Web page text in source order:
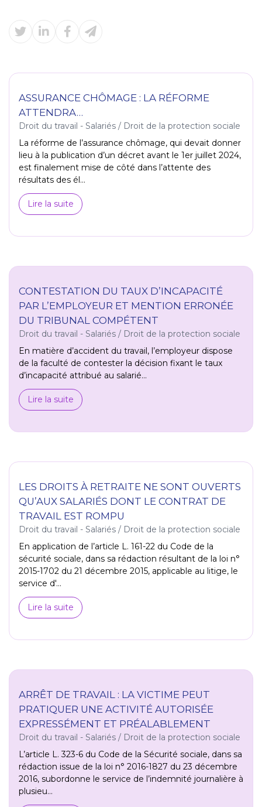
ASSURANCE CHÔMAGE : LA RÉFORME
ATTENDRA…
Droit du travail - Salariés / Droit de la protection sociale
La réforme de l’assurance chômage, qui devait donner
lieu à la publication d’un décret avant le 1er juillet 2024,
est finalement mise de côté dans l’attente des
résultats des él...
Lire la suite
CONTESTATION DU TAUX D’INCAPACITÉ
PAR L’EMPLOYEUR ET MENTION ERRONÉE
DU TRIBUNAL COMPÉTENT
Droit du travail - Salariés / Droit de la protection sociale
En matière d’accident du travail, l’employeur dispose
de la faculté de contester la décision fixant le taux
d’incapacité attribué au salarié...
Lire la suite
LES DROITS À RETRAITE NE SONT OUVERTS
QU’AUX SALARIÉS DONT LE CONTRAT DE
TRAVAIL EST ROMPU
Droit du travail - Salariés / Droit de la protection sociale
En application de l’article L. 161-22 du Code de la
sécurité sociale, dans sa rédaction résultant de la loi n°
2015-1702 du 21 décembre 2015, applicable au litige, le
service d'...
Lire la suite
ARRÊT DE TRAVAIL : LA VICTIME PEUT
PRATIQUER UNE ACTIVITÉ AUTORISÉE
EXPRESSÉMENT ET PRÉALABLEMENT
Droit du travail - Salariés / Droit de la protection sociale
L’article L. 323-6 du Code de la Sécurité sociale, dans sa
rédaction issue de la loi n° 2016-1827 du 23 décembre
2016, subordonne le service de l’indemnité journalière à
plusieu...